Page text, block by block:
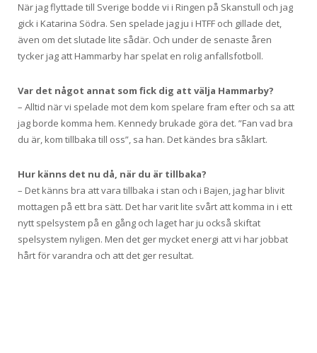
När jag flyttade till Sverige bodde vi i Ringen på Skanstull och jag
gick i Katarina Södra. Sen spelade jag ju i HTFF och gillade det,
även om det slutade lite sådär. Och under de senaste åren
tycker jag att Hammarby har spelat en rolig anfallsfotboll.
Var det något annat som fick dig att välja Hammarby?
– Alltid när vi spelade mot dem kom spelare fram efter och sa att
jag borde komma hem. Kennedy brukade göra det. ”Fan vad bra
du är, kom tillbaka till oss”, sa han. Det kändes bra såklart.
Hur känns det nu då, när du är tillbaka?
– Det känns bra att vara tillbaka i stan och i Bajen, jag har blivit
mottagen på ett bra sätt. Det har varit lite svårt att komma in i ett
nytt spelsystem på en gång och laget har ju också skiftat
spelsystem nyligen. Men det ger mycket energi att vi har jobbat
hårt för varandra och att det ger resultat.